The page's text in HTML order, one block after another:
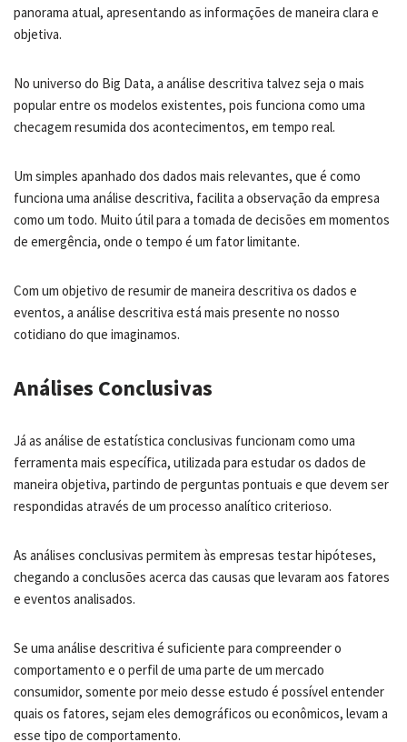
panorama atual, apresentando as informações de maneira clara e
objetiva.
No universo do Big Data, a análise descritiva talvez seja o mais
popular entre os modelos existentes, pois funciona como uma
checagem resumida dos acontecimentos, em tempo real.
Um simples apanhado dos dados mais relevantes, que é como
funciona uma análise descritiva, facilita a observação da empresa
como um todo. Muito útil para a tomada de decisões em momentos
de emergência, onde o tempo é um fator limitante.
Com um objetivo de resumir de maneira descritiva os dados e
eventos, a análise descritiva está mais presente no nosso
cotidiano do que imaginamos.
Análises Conclusivas
Já as análise de estatística conclusivas funcionam como uma
ferramenta mais específica, utilizada para estudar os dados de
maneira objetiva, partindo de perguntas pontuais e que devem ser
respondidas através de um processo analítico criterioso.
As análises conclusivas permitem às empresas testar hipóteses,
chegando a conclusões acerca das causas que levaram aos fatores
e eventos analisados.
Se uma análise descritiva é suficiente para compreender o
comportamento e o perfil de uma parte de um mercado
consumidor, somente por meio desse estudo é possível entender
quais os fatores, sejam eles demográficos ou econômicos, levam a
esse tipo de comportamento.